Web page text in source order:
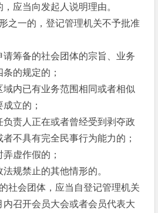
应当向发起人说明理由。
之一的，登记管理机关不予批准
筹备的社会团体的宗旨、业务
的规定的；
内已有业务范围相同或者相似
立的；
责人正在或者曾经受到剥夺政
者不具有完全民事行为能力的；
虚作假的；
规禁止的其他情形的。
社会团体，应当自登记管理机关
召开会员大会或者会员代表大